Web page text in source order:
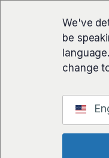
We've
be
change